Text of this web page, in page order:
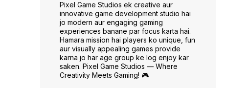
Pixel Game Studios ek creative aur
innovative game development studio hai
jo modern aur engaging gaming
experiences banane par focus karta hai.
Hamara mission hai players ko unique, fun
aur visually appealing games provide
karna jo har age group ke log enjoy kar
saken. Pixel Game Studios — Where
Creativity Meets Gaming! 🎮